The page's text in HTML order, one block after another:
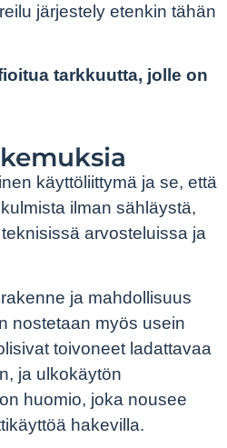
järjestely etenkin tähän
tarkkuutta, jolle on
käyttöliittymä ja se, että
ilman sähläystä,
arvosteluissa ja
ja mahdollisuus
nostetaan myös usein
toivoneet ladattavaa
ja ulkokäytön
huomio, joka nousee
hakevilla.